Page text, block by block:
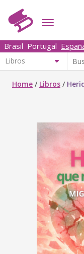
Brasil Portugal
Home / Libros /